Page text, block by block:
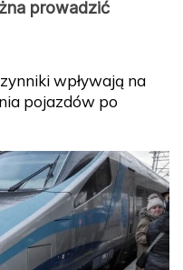
prowadzić
wpływają na
pojazdów po